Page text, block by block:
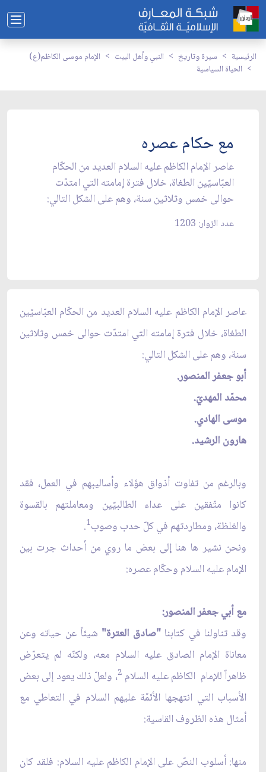
الرئيسية سيرة وتاريخ النبي وأهل البيت
الإمام موسى الكاظم(ع)
الحياة السياسية
مع حكام عصره
عاصر الإمام الكاظم عليه السلام العديد من الحكّام
العبّاسيّين الطغاة، خلال فترة إمامته التي امتدّت
حوالى خمس وثلاثين سنة، وهم على الشكل التالي:
عدد الزوار: 1203
عاصر الإمام الكاظم عليه السلام العديد من الحكّام العبّاسيّين
الطغاة، خلال فترة إمامته التي امتدّت حوالى خمس وثلاثين
سنة، وهم على الشكل التالي:
أبو جعفر المنصور.
محمّد المهديّ.
موسى الهادي.
هارون الرشيد.
وبالرغم من تفاوت أذواق هؤلاء وأساليبهم في العمل، فقد
كانوا متّفقين على عداء الطالبيّين ومعاملتهم بالقسوة
والغلظة، ومطاردتهم في كلّ حدب وصوب1
.
ونحن نشير ها هنا إلى بعض ما روي من أحداث جرت بين
الإمام عليه السلام وحكّام عصره:
مع أبي جعفر المنصور:
وقد تناولنا في كتابنا "صادق العترة" شيئاً عن حياته وعن
معاناة الإمام الصادق عليه السلام معه، ولكنّه لم يتعرّض
ظاهراً للإمام الكاظم عليه السلام 2، ولعلّ ذلك يعود إلى بعض
الأسباب التي انتهجها الأئمّة عليهم السلام في التعاطي مع
أمثال هذه الظروف القاسية:
منها: أسلوب النصّ على الإمام الكاظم عليه السلام: فلقد كان